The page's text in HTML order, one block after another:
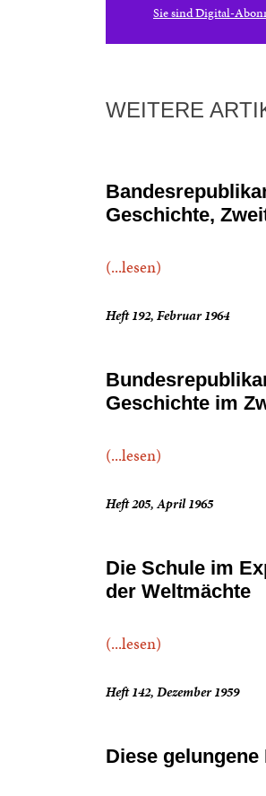
Sie sind Digital-
WEITERE
Geschichte,
(...lesen)
Heft 192, Februar 1964
Geschichte im
(...lesen)
Heft 205, April 1965
Die Schule im
der Weltmächte
(...lesen)
Heft 142, Dezember 1959
Diese